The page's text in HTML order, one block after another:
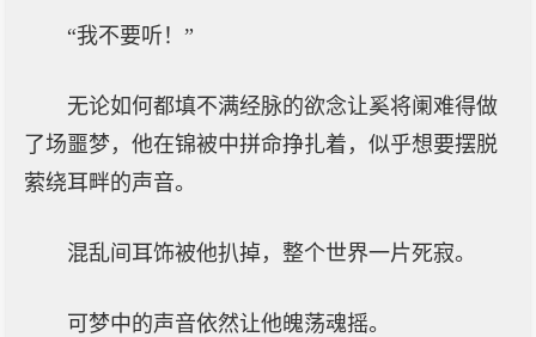
“我不要听！”
无论如何都填不满经脉的欲念让奚将阑难得做
了场噩梦，他在锦被中拼命挣扎着，似乎想要摆脱
萦绕耳畔的声音。
混乱间耳饰被他扒掉，整个世界一片死寂。
可梦中的声音依然让他魄荡魂摇。